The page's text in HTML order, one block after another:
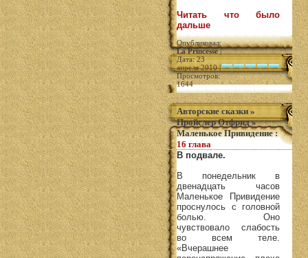
Читать что было
дальше
Опубликовал:
La Princesse|
Дата: 23
апреля 2010 |
Просмотров:
1644
Авторские сказки »
Пройслер Отфрид»
Маленькое Привидение:
16 глава
В подвале.
В понедельник в
двенадцать часов
Маленькое Привидение
проснулось с головной
болью. Оно
чувствовало слабость
во всем теле.
«Вчерашнее